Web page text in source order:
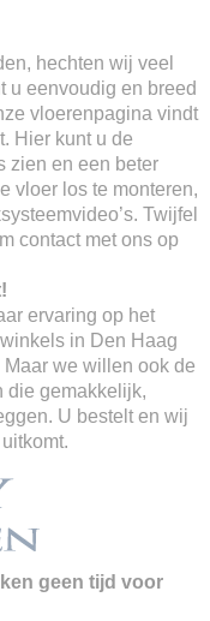
hechten wij veel
u eenvoudig en breed
vloerenpagina vindt
Hier kunt u de
zien en een beter
vloer los te monteren,
Twijfel
contact met ons op
ervaring op het
in Den Haag
we willen ook de
die gemakkelijk,
U bestelt en wij
geen tijd voor